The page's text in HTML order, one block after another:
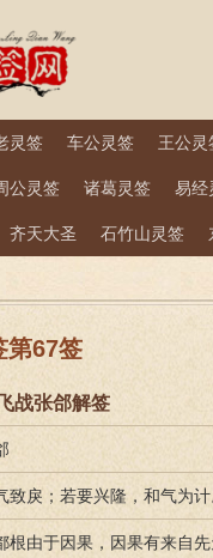
灵签 车公灵签 王公灵
公灵签 诸葛灵签 易经
齐天大圣 石竹山灵签
第67签
战张郃解签
致戾；若要兴隆，和气为计
根由于因果，因果有来自